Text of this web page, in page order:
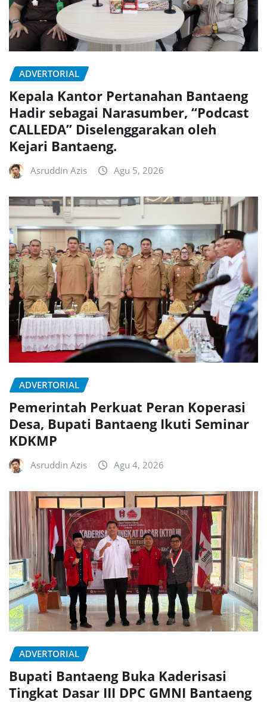
ADVERTORIAL
Kepala Kantor Pertanahan Bantaeng
Hadir sebagai Narasumber, “Podcast
CALLEDA” Diselenggarakan oleh
Kejari Bantaeng.
Asruddin Azis Agu 5, 2026
ADVERTORIAL
Pemerintah Perkuat Peran Koperasi
Desa, Bupati Bantaeng Ikuti Seminar
KDKMP
Asruddin Azis Agu 4, 2026
ADVERTORIAL
Bupati Bantaeng Buka Kaderisasi
Tingkat Dasar III DPC GMNI Bantaeng